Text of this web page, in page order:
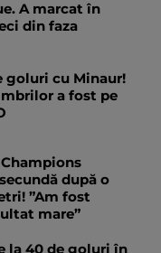
A marcat în
din faza
goluri cu Minaur!
a fost pe
după o
”Am fost
mare”
la 40 de goluri în